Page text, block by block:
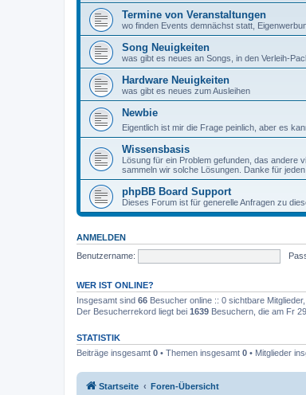
Termine von Veranstaltungen
wo finden Events demnächst statt,
Song Neuigkeiten
was gibt es neues an Songs, in den Verleih-
Hardware Neuigkeiten
was gibt es neues zum Ausleihen
Newbie
Eigentlich ist mir die Frage peinlich, aber es
Wissensbasis
Lösung für ein Problem gefunden, das andere
sammeln wir solche Lösungen. Danke für jeden
phpBB Board Support
Dieses Forum ist für generelle Anfragen zu
ANMELDEN
Benutzername:
WER IST ONLINE?
Insgesamt sind 66 Besucher online :: 0 sichtbare
Der Besucherrekord liegt bei 1639 Besuchern, die am Fr
STATISTIK
Beiträge insgesamt 0 • Themen insgesamt 0 • Mitglieder
Startseite Foren-Übersicht